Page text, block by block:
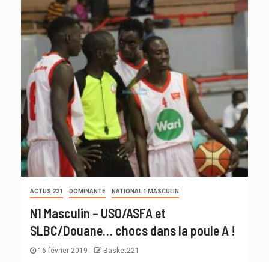
ACTUS 221 DOMINANTE NATIONAL 1 MASCULIN
N1 Masculin – USO/ASFA et
SLBC/Douane… chocs dans la poule A !
16 février 2019 Basket221